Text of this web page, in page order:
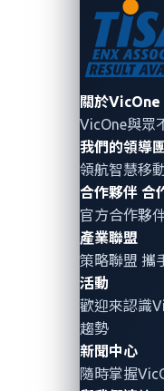
關於VicOne
VicOne與眾
我們的領導
領航智慧移
合作夥伴 合
官方合作夥
產業聯盟
策略聯盟 攜
活動
歡迎來認識
趨勢
新聞中心
隨時掌握
網路威脅和法規要求
eSync 聯盟既有的
全專業知識相輔相成
用安全的 OTA 更新
法規要求。
eSync
eSync™ 聯盟是一個
電子領域的OTA更新
用於全球數百萬輛
雙向資料管
萬美元的巨額成本，
訊處理方面提供穩定